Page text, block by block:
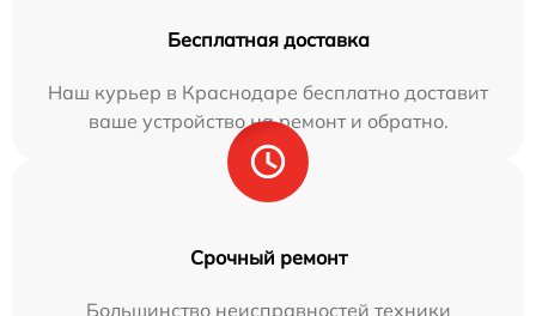
Бесплатная доставка
Наш курьер в Краснодаре бесплатно доставит
ваше устройство на ремонт и обратно.
Срочный ремонт
Большинство неисправностей техники